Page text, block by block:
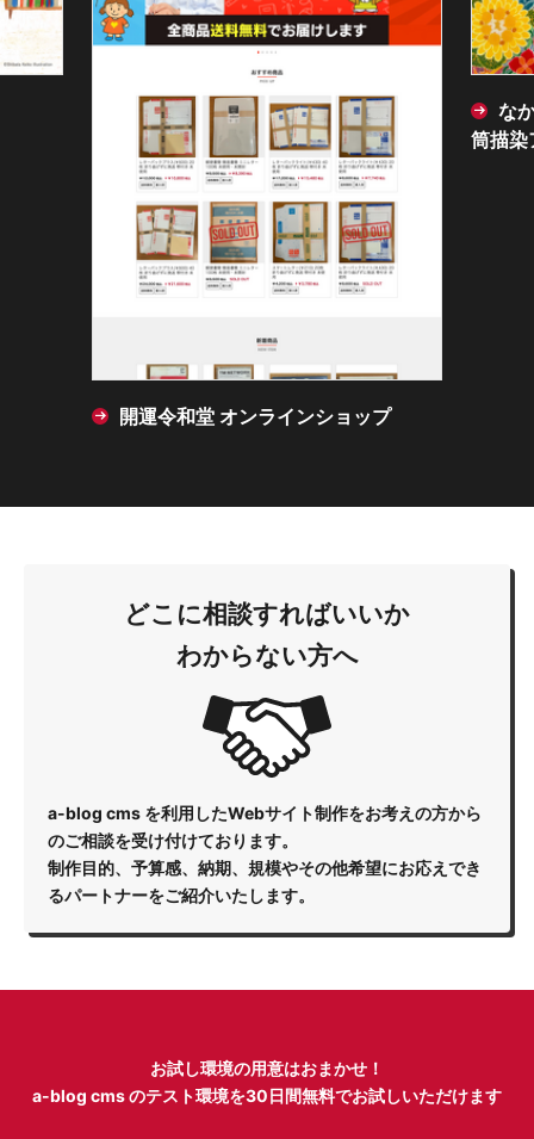
開運令和堂 オンラインショップ
な
筒描染
どこに相談すればいいか
わからない方へ
a-blog cms を利用したWebサイト制作をお考えの方から
のご相談を受け付けております。
制作目的、予算感、納期、規模やその他希望にお応えでき
るパートナーをご紹介いたします。
お試し環境の用意はおまかせ！
a-blog cms のテスト環境を30日間無料でお試しいただけます